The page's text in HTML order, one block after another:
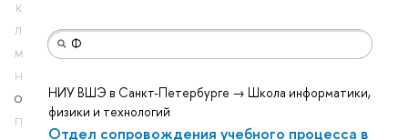
К
Л
М
Н
О
П
НИУ ВШЭ в Санкт-Петербурге → Школа информатики,
физики и технологий
Отдел сопровождения учебного процесса в